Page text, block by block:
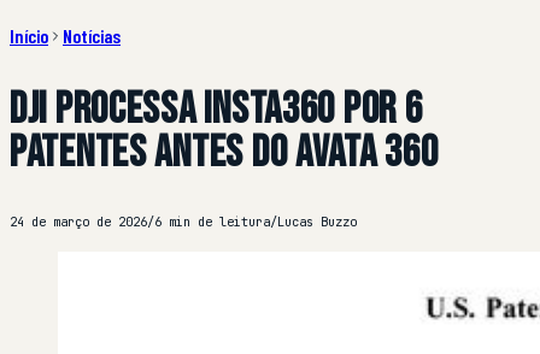
Início Notícias
DJI processa Insta360 por 6
patentes antes do Avata 360
24 de março de 2026/6 min de leitura/Lucas Buzzo